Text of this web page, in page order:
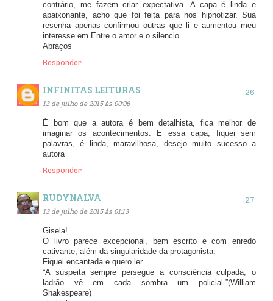
contrário, me fazem criar expectativa. A capa é linda e
apaixonante, acho que foi feita para nos hipnotizar. Sua
resenha apenas confirmou outras que li e aumentou meu
interesse em Entre o amor e o silencio.
Abraços
Responder
INFINITAS LEITURAS
13 de julho de 2015 às 00:06
É bom que a autora é bem detalhista, fica melhor de
imaginar os acontecimentos. E essa capa, fiquei sem
palavras, é linda, maravilhosa, desejo muito sucesso a
autora
Responder
RUDYNALVA
13 de julho de 2015 às 01:13
Gisela!
O livro parece excepcional, bem escrito e com enredo
cativante, além da singularidade da protagonista.
Fiquei encantada e quero ler.
“A suspeita sempre persegue a consciência culpada; o
ladrão vê em cada sombra um policial.”(William
Shakespeare)